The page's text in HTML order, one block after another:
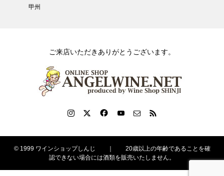
甲州
ご来店いただきありがとうございます。
© 1999 ワインショップしんじ ｜ 20歳以上の年齢であることを確
認できない場合には酒類を販売いたしません。